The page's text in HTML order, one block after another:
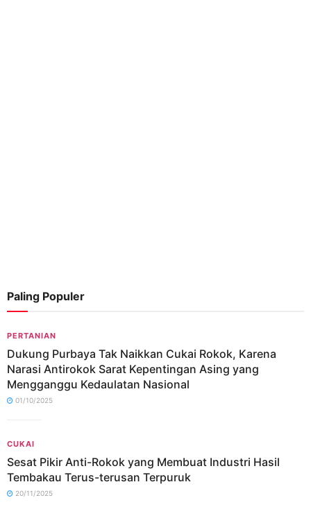
Paling Populer
PERTANIAN
Dukung Purbaya Tak Naikkan Cukai Rokok, Karena
Narasi Antirokok Sarat Kepentingan Asing yang
Mengganggu Kedaulatan Nasional
01/10/2025
CUKAI
Sesat Pikir Anti-Rokok yang Membuat Industri Hasil
Tembakau Terus-terusan Terpuruk
20/11/2025